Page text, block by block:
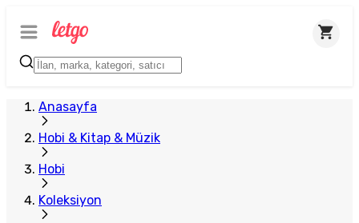
Anasayfa
Hobi & Kitap & Müzik
Hobi
Koleksiyon